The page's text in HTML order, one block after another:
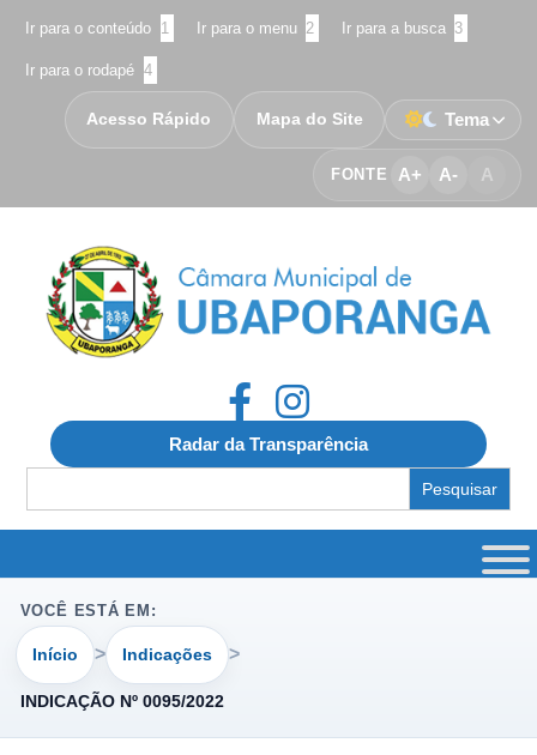
Ir para o conteúdo 1 Ir para o menu 2 Ir para a busca 3
Ir para o rodapé 4
FONTE A+ A- A
Acesso Rápido Mapa do Site Tema
Radar da Transparência
for:
VOCÊ ESTÁ EM:
Início Indicações
INDICAÇÃO Nº 0095/2022